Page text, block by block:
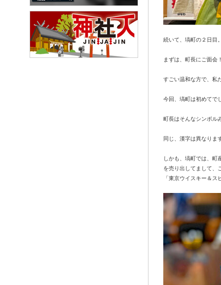
続いて、塙町の２日目
まずは、町長にご面会
すごい温和な方で、私
今回、塙町は初めてで
町長はそんなシンボル
同じ、漢字は異なりま
しかも、塙町では、町
を売り出してまして、
「東京ウイスキー＆